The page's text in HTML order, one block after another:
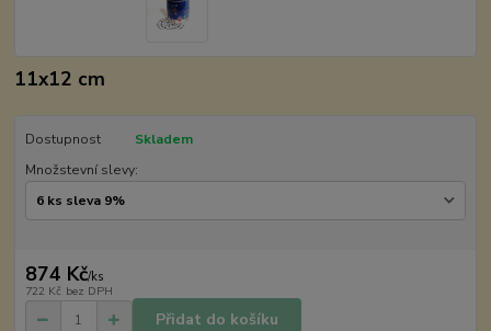
11x12 cm
Dostupnost
Skladem
Množstevní slevy:
874 Kč/ks
722 Kč bez DPH
Přidat do košíku